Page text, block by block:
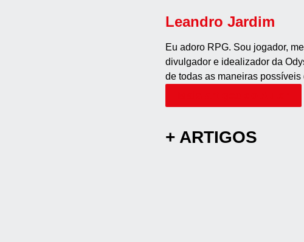
Leandro Jardim
Eu adoro RPG. Sou jogador,
divulgador e idealizador da
de todas as maneiras possíveis
+ ARTIGOS